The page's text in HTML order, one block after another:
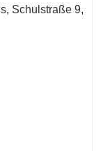
Schulstraße 9,